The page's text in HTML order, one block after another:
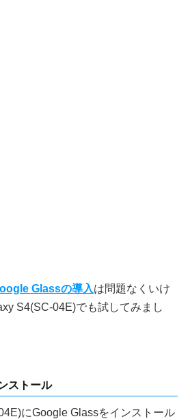
Glassの導入は問題なくいけ
S4(SC-04E)でも試してみまし
ストール
にGoogle Glassをインストール